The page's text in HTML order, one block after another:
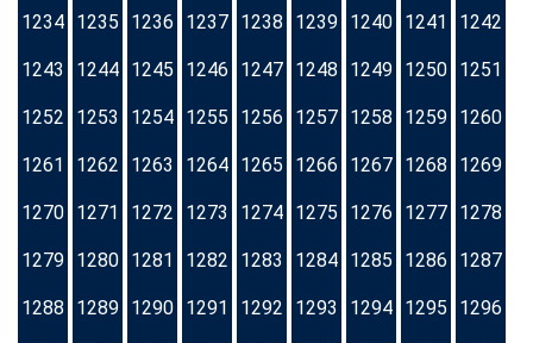
1234 1235 1236 1237 1238 1239 1240 1241 1242
1243 1244 1245 1246 1247 1248 1249 1250 1251
1252 1253 1254 1255 1256 1257 1258 1259 1260
1261 1262 1263 1264 1265 1266 1267 1268 1269
1270 1271 1272 1273 1274 1275 1276 1277 1278
1279 1280 1281 1282 1283 1284 1285 1286 1287
1288 1289 1290 1291 1292 1293 1294 1295 1296